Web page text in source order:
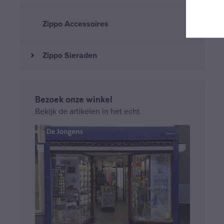
Zippo Accessoires
Zippo Sieraden
Bezoek onze winkel
Bekijk de artikelen in het echt.